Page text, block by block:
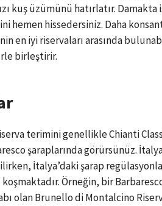
kuş üzümünü hatırlatır. Damakta
hemen hissedersiniz. Daha
en iyi riservaları arasında
birleştirir.
terimini genellikle Chianti
şaraplarında görürsünüz.
İtalya’daki şarap
Örneğin, bir
olan Brunello di Montalcino